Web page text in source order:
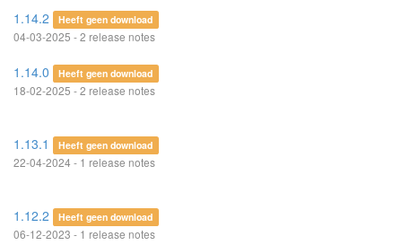
1.14.2 Heeft geen download
04-03-2025 - 2 release notes
1.14.0 Heeft geen download
18-02-2025 - 2 release notes
1.13.1 Heeft geen download
22-04-2024 - 1 release notes
1.12.2 Heeft geen download
06-12-2023 - 1 release notes